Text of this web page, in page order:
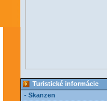
Turistické informácie
- Skanzen